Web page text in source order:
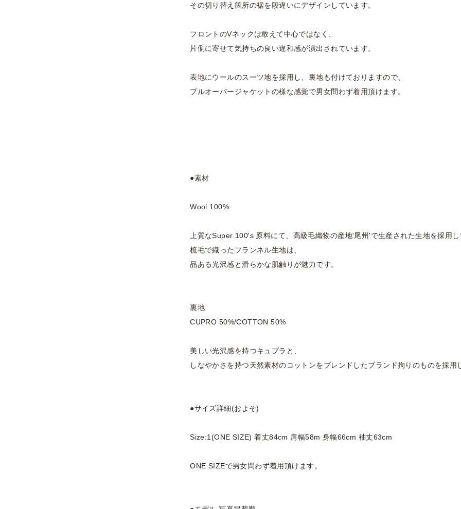
その切り替え箇所の裾を段違いにデザインしています。
フロントのVネックは敢えて中心ではなく、
片側に寄せて気持ちの良い違和感が演出されています。
表地にウールのスーツ地を採用し、裏地も付けておりますので、
プルオーバージャケットの様な感覚で男女問わず着用頂けます。
●素材
Wool 100%
上質なSuper 100's 原料にて、高級毛織物の産地'尾州'で生産された生地を採用し
梳毛で織ったフランネル生地は、
品ある光沢感と滑らかな肌触りが魅力です。
裏地
CUPRO 50%/COTTON 50%
美しい光沢感を持つキュプラと、
しなやかさを持つ天然素材のコットンをブレンドしたブランド拘りのものを採用
●サイズ詳細(およそ)
Size:1(ONE SIZE) 着丈84cm 肩幅58m 身幅66cm 袖丈63cm
ONE SIZEで男女問わず着用頂けます。